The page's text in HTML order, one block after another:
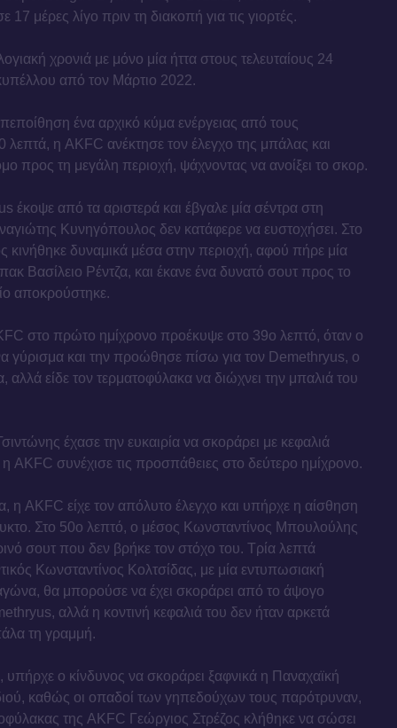
17 μέρες λίγο πριν τη διακοπή για τις γιορτές.
χρονιά με μόνο μία ήττα στους τελευταίους 24
από τον Μάρτιο 2022.
ένα αρχικό κύμα ενέργειας από τους
η AKFC ανέκτησε τον έλεγχο της μπάλας και
προς τη μεγάλη περιοχή, ψάχνοντας να ανοίξει το σκορ.
έκοψε από τα αριστερά και έβγαλε μία σέντρα στη
Κυνηγόπουλος δεν κατάφερε να ευστοχήσει. Στο
δυναμικά μέσα στην περιοχή, αφού πήρε μία
Βασίλειο Ρέντζα, και έκανε ένα δυνατό σουτ προς το
αποκρούστηκε.
στο πρώτο ημίχρονο προέκυψε στο 39ο λεπτό, όταν ο
γύρισμα και την προώθησε πίσω για τον Demethryus, ο
αλλά είδε τον τερματοφύλακα να διώχνει την μπαλιά του
έχασε την ευκαιρία να σκοράρει με κεφαλιά
η AKFC συνέχισε τις προσπάθειες στο δεύτερο ημίχρονο.
η AKFC είχε τον απόλυτο έλεγχο και υπήρχε η αίσθηση
Στο 50ο λεπτό, ο μέσος Κωνσταντίνος Μπουλούλης
σουτ που δεν βρήκε τον στόχο του. Τρία λεπτά
Κωνσταντίνος Κολτσίδας, με μία εντυπωσιακή
θα μπορούσε να έχει σκοράρει από το άψογο
αλλά η κοντινή κεφαλιά του δεν ήταν αρκετά
τη γραμμή.
ο κίνδυνος να σκοράρει ξαφνικά η Παναχαϊκή
καθώς οι οπαδοί των γηπεδούχων τους παρότρυναν,
της AKFC Γεώργιος Στρέζος κλήθηκε να σώσει